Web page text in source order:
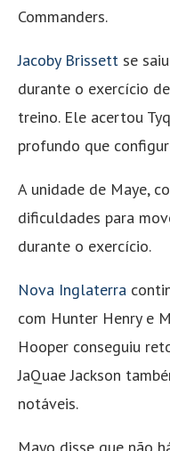
Commanders.
Jacoby Brissett se
durante o exercício
treino. Ele acertou
profundo que
A unidade de Maye,
dificuldades para
durante o exercício.
Nova Inglaterra
com Hunter Henry e
Hooper conseguiu
JaQuae Jackson
notáveis.